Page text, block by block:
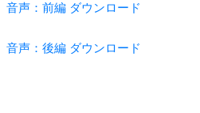
音声：前編 ダウンロード
音声：後編 ダウンロード